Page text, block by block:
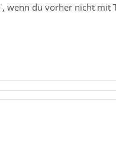
wenn du vorher nicht mit